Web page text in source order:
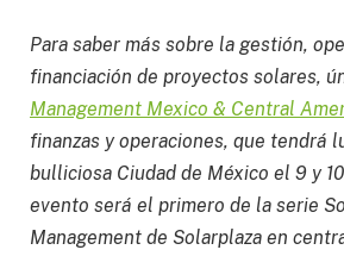
Para saber más sobre la gestión,
financiación de proyectos solares,
Management Mexico & Central
finanzas y operaciones, que tendrá
bulliciosa Ciudad de México el 9 y
evento será el primero de la serie
Management de Solarplaza en